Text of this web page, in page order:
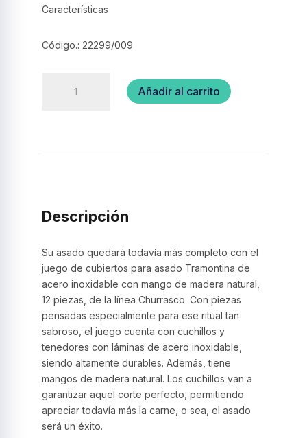
Características
Código.: 22299/009
Tradicional
Añadir al carrito
Descripción
Su asado quedará todavía más completo con el
juego de cubiertos para asado Tramontina de
acero inoxidable con mango de madera natural,
12 piezas, de la línea Churrasco. Con piezas
pensadas especialmente para ese ritual tan
sabroso, el juego cuenta con cuchillos y
tenedores con láminas de acero inoxidable,
siendo altamente durables. Además, tiene
mangos de madera natural. Los cuchillos van a
garantizar aquel corte perfecto, permitiendo
apreciar todavía más la carne, o sea, el asado
será un éxito.